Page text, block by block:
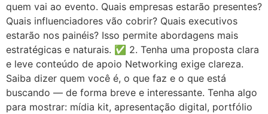
quem vai ao evento. Quais empresas estarão presentes?
Quais influenciadores vão cobrir? Quais executivos
estarão nos painéis? Isso permite abordagens mais
estratégicas e naturais. ✅ 2. Tenha uma proposta clara
e leve conteúdo de apoio Networking exige clareza.
Saiba dizer quem você é, o que faz e o que está
buscando — de forma breve e interessante. Tenha algo
para mostrar: mídia kit, apresentação digital, portfólio